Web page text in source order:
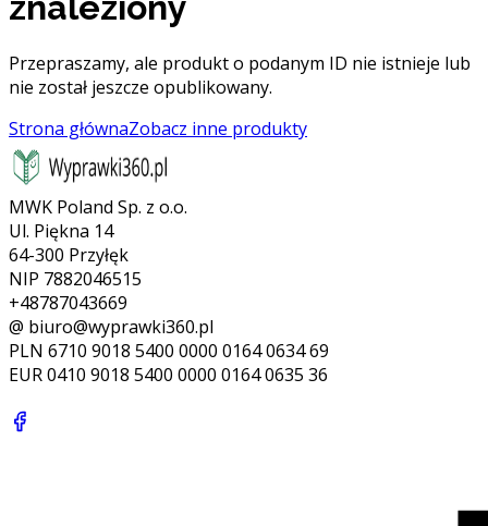
Przepraszamy, ale produkt o podanym ID nie istnieje lub
nie został jeszcze opublikowany.
Strona głównaZobacz inne produkty
MWK Poland Sp. z o.o.
Ul. Piękna 14
64-300 Przyłęk
NIP 7882046515
+48787043669
@ biuro@wyprawki360.pl
PLN 6710 9018 5400 0000 0164 0634 69
EUR0410 9018 5400 0000 0164 0635 36